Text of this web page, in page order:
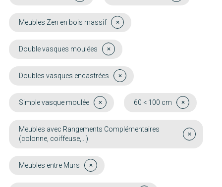
Meubles Zen en bois massif
Double vasques moulées
Doubles vasques encastrées
Simple vasque moulée 60 < 100 cm
Meubles avec Rangements Complémentaires
(colonne, coiffeuse,...)
Meubles entre Murs